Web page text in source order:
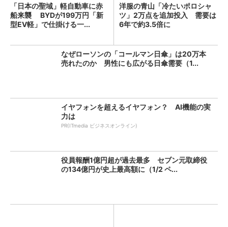
「日本の聖域」軽自動車に赤
船来襲 BYDが199万円「新
型EV軽」で仕掛ける一...
洋服の青山「冷たいポロシャ
ツ」2万点を追加投入 需要は
6年で約3.5倍に
なぜローソンの「コールマン日傘」は20万本
売れたのか 男性にも広がる日傘需要（1...
イヤフォンを超えるイヤフォン？ AI機能の実
力は
PR(ITmedia ビジネスオンライン)
役員報酬1億円超が過去最多 セブン元取締役
の134億円が史上最高額に（1/2 ペ...